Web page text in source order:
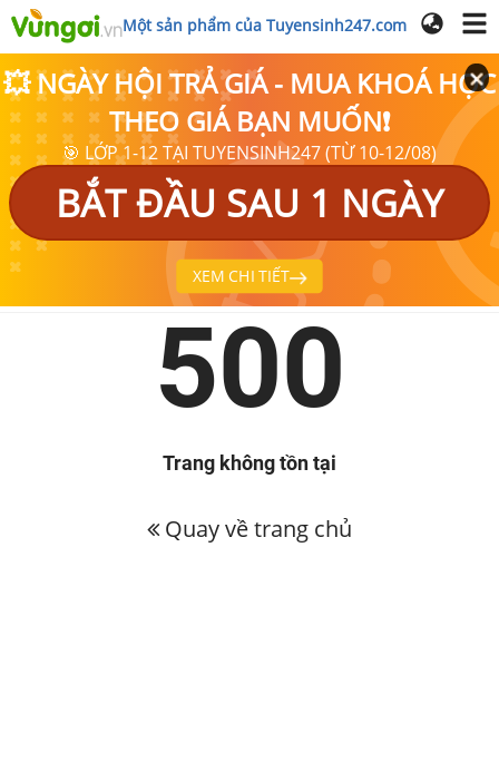
Một sản phẩm của Tuyensinh247.com
💥 NGÀY HỘI TRẢ GIÁ - MUA KHOÁ HỌC
THEO GIÁ BẠN MUỐN❗
🎯 LỚP 1-12 TẠI TUYENSINH247 (TỪ 10-12/08)
BẮT ĐẦU SAU 1 NGÀY
XEM CHI TIẾT
500
Trang không tồn tại
Quay về trang chủ